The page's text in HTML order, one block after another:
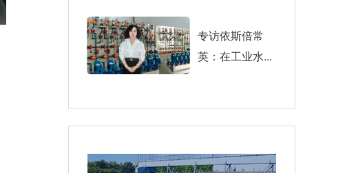
专访依斯倍常
英：在工业水...